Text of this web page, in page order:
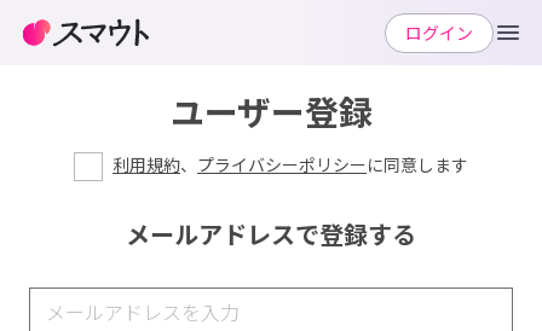
ユーザー登録
利用規約、 プライバシーポリシーに同意します
メールアドレスで登録する
ログイン